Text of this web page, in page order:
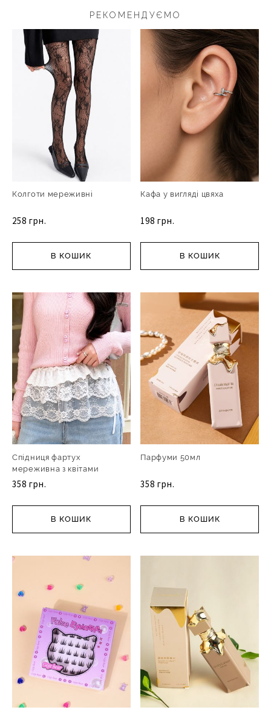
РЕКОМЕНДУЄМО
Колготи мереживні
258 грн.
В КОШИК
Кафа у вигляді цвяха
198 грн.
В КОШИК
Спідниця фартух
мереживна з квітами
358 грн.
В КОШИК
Парфуми 50мл
358 грн.
В КОШИК